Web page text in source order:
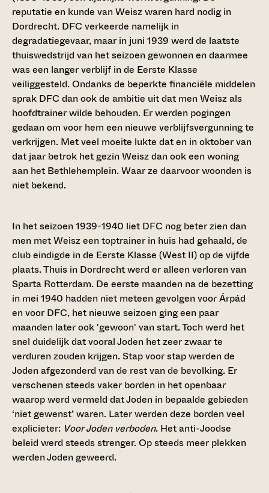
reputatie en kunde van Weisz waren hard nodig in
Dordrecht. DFC verkeerde namelijk in
degradatiegevaar, maar in juni 1939 werd de laatste
thuiswedstrijd van het seizoen gewonnen en daarmee
was een langer verblijf in de Eerste Klasse
veiliggesteld. Ondanks de beperkte financiële middelen
sprak DFC dan ook de ambitie uit dat men Weisz als
hoofdtrainer wilde behouden. Er werden pogingen
gedaan om voor hem een nieuwe verblijfsvergunning te
verkrijgen. Met veel moeite lukte dat en in oktober van
dat jaar betrok het gezin Weisz dan ook een woning
aan het Bethlehemplein. Waar ze daarvoor woonden is
niet bekend.
In het seizoen 1939-1940 liet DFC nog beter zien dan
men met Weisz een toptrainer in huis had gehaald, de
club eindigde in de Eerste Klasse (West II) op de vijfde
plaats. Thuis in Dordrecht werd er alleen verloren van
Sparta Rotterdam. De eerste maanden na de bezetting
in mei 1940 hadden niet meteen gevolgen voor Árpád
en voor DFC, het nieuwe seizoen ging een paar
maanden later ook 'gewoon' van start. Toch werd het
snel duidelijk dat vooral Joden het zeer zwaar te
verduren zouden krijgen. Stap voor stap werden de
Joden afgezonderd van de rest van de bevolking. Er
verschenen steeds vaker borden in het openbaar
waarop werd vermeld dat Joden in bepaalde gebieden
‘niet gewenst’ waren. Later werden deze borden veel
explicieter: Voor Joden verboden. Het anti-Joodse
beleid werd steeds strenger. Op steeds meer plekken
werden Joden geweerd.